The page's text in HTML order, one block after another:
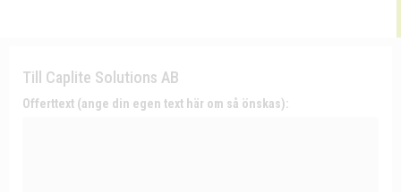
Till Caplite Solutions AB
Offerttext (ange din egen text här om så önskas):